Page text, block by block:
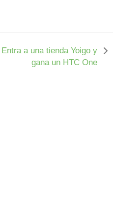
Entra a una tienda Yoigo y
gana un HTC One